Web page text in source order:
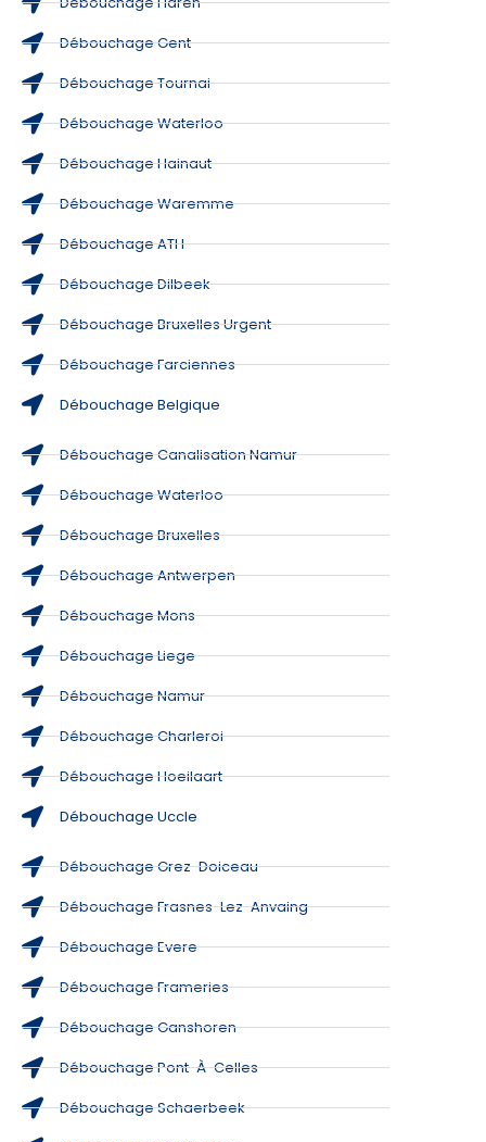
Débouchage Gent
Débouchage Tournai
Débouchage Waterloo
Débouchage Hainaut
Débouchage Waremme
Débouchage ATH
Débouchage Dilbeek
Débouchage Bruxelles Urgent
Débouchage Farciennes
Débouchage Belgique
Débouchage Canalisation Namur
Débouchage Waterloo
Débouchage Bruxelles
Débouchage Antwerpen
Débouchage Mons
Débouchage Liege
Débouchage Namur
Débouchage Charleroi
Débouchage Hoeilaart
Débouchage Uccle
Débouchage Grez-Doiceau
Débouchage Frasnes-Lez-Anvaing
Débouchage Evere
Débouchage Frameries
Débouchage Ganshoren
Débouchage Pont-À-Celles
Débouchage Schaerbeek